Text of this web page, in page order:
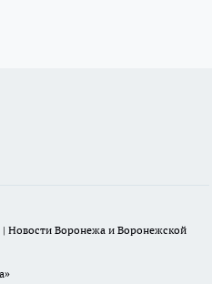
Новости Воронежа и Воронежской